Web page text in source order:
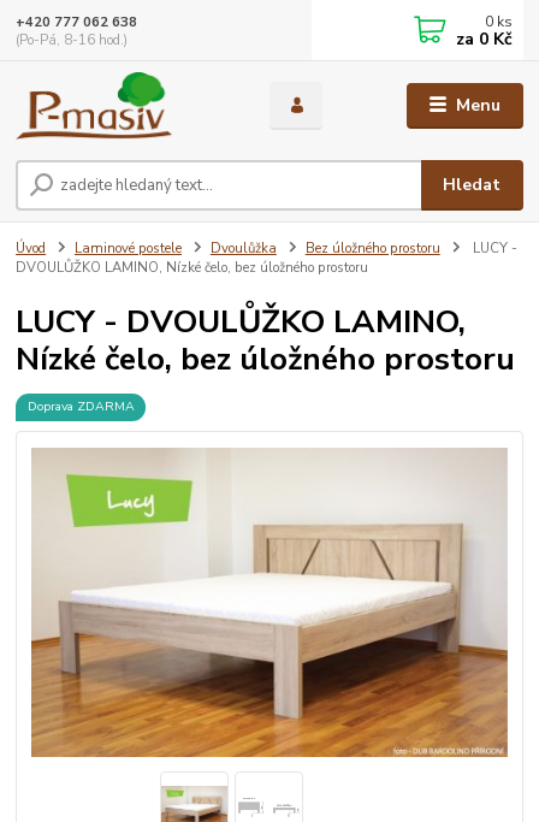
Menu
Hledat
+420 777 062 638
(Po-Pá, 8-16 hod.)
0 ks
za 0 Kč
Úvod Laminové postele Dvoulůžka Bez úložného prostoru
LUCY -
DVOULŮŽKO LAMINO, Nízké čelo, bez úložného prostoru
LUCY - DVOULŮŽKO LAMINO,
Nízké čelo, bez úložného prostoru
Doprava ZDARMA